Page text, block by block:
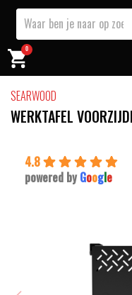
0
SEARWOOD
WERKTAFEL
4.8
powered by Google